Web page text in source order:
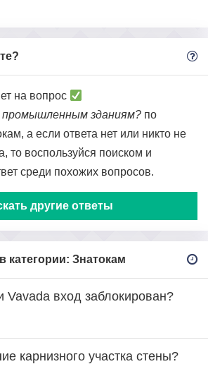
на вопрос
зданиям? по
а если ответа нет или никто не
то воспользуйся поиском и
среди похожих вопросов.
другие ответы
Знатокам
Vavada вход заблокирован?
карнизного участка стены?